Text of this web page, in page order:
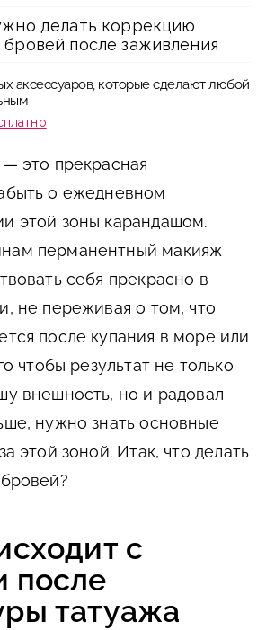
делать коррекцию
бровей после заживления
аксессуаров, которые сделают любой
это прекрасная
о ежедневном
этой зоны карандашом.
перманентный макияж
себя прекрасно в
не переживая о том, что
после купания в море или
чтобы результат не только
внешность, но и радовал
нужно знать основные
этой зоной. Итак, что делать
с
после
татуажа